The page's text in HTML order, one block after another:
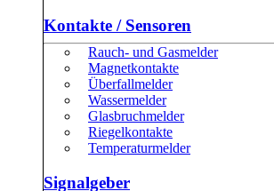
Kontakte / Sensoren
Rauch- und Gasmelder
Magnetkontakte
Überfallmelder
Wassermelder
Glasbruchmelder
Riegelkontakte
Temperaturmelder
Signalgeber